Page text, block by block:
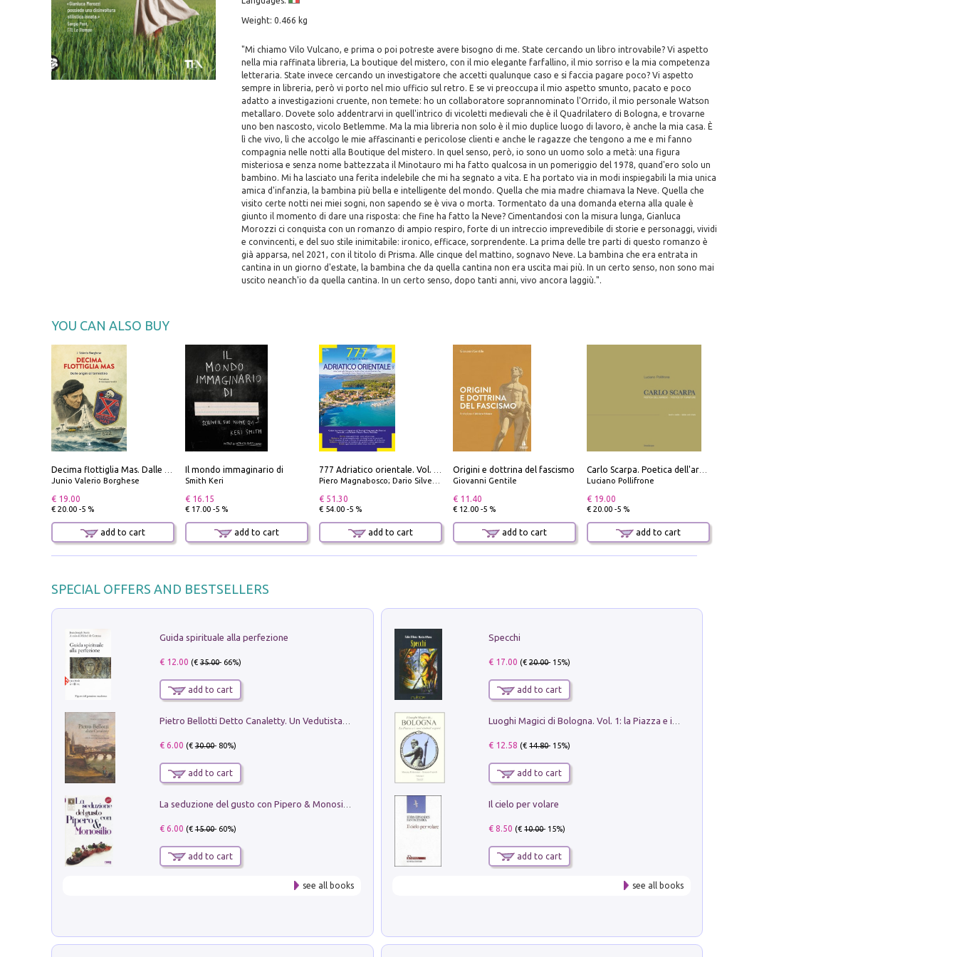
Weight: 0.466 kg
"Mi chiamo Vilo Vulcano, e prima o poi potreste avere bisogno di me. State cercando un libro introvabile? Vi aspetto
nella mia raffinata libreria, La boutique del mistero, con il mio elegante farfallino, il mio sorriso e la mia competenza
letteraria. State invece cercando un investigatore che accetti qualunque caso e si faccia pagare poco? Vi aspetto
sempre in libreria, però vi porto nel mio ufficio sul retro. E se vi preoccupa il mio aspetto smunto, pacato e poco
adatto a investigazioni cruente, non temete: ho un collaboratore soprannominato l'Orrido, il mio personale Watson
metallaro. Dovete solo addentrarvi in quell'intrico di vicoletti medievali che è il Quadrilatero di Bologna, e trovarne
uno ben nascosto, vicolo Betlemme. Ma la mia libreria non solo è il mio duplice luogo di lavoro, è anche la mia casa. È
lì che vivo, lì che accolgo le mie affascinanti e pericolose clienti e anche le ragazze che tengono a me e mi fanno
compagnia nelle notti alla Boutique del mistero. In quel senso, però, io sono un uomo solo a metà: una figura
misteriosa e senza nome battezzata il Minotauro mi ha fatto qualcosa in un pomeriggio del 1978, quand'ero solo un
bambino. Mi ha lasciato una ferita indelebile che mi ha segnato a vita. E ha portato via in modi inspiegabili la mia unica
amica d'infanzia, la bambina più bella e intelligente del mondo. Quella che mia madre chiamava la Neve. Quella che
visito certe notti nei miei sogni, non sapendo se è viva o morta. Tormentato da una domanda eterna alla quale è
giunto il momento di dare una risposta: che fine ha fatto la Neve? Cimentandosi con la misura lunga, Gianluca
Morozzi ci conquista con un romanzo di ampio respiro, forte di un intreccio imprevedibile di storie e personaggi, vividi
e convincenti, e del suo stile inimitabile: ironico, efficace, sorprendente. La prima delle tre parti di questo romanzo è
già apparsa, nel 2021, con il titolo di Prisma. Alle cinque del mattino, sognavo Neve. La bambina che era entrata in
cantina in un giorno d'estate, la bambina che da quella cantina non era uscita mai più. In un certo senso, non sono mai
uscito neanch'io da quella cantina. In un certo senso, dopo tanti anni, vivo ancora laggiù.".
YOU CAN ALSO BUY
Junio Valerio Borghese
€ 19.00
€ 20.00 -5 %
add to cart
Il mondo immaginario di
Smith Keri
€ 16.15
€ 17.00 -5 %
add to cart
Piero Magnabosco; Dario Silvestro; Marco Sbrizzi
€ 51.30
€ 54.00 -5 %
add to cart
Origini e dottrina del fascismo
Giovanni Gentile
€ 11.40
€ 12.00 -5 %
add to cart
Luciano Pollifrone
€ 19.00
€ 20.00 -5 %
add to cart
SPECIAL OFFERS AND BESTSELLERS
Guida spirituale alla perfezione
€ 12.00 (€35.00- 66%)
add to cart
€ 6.00 (€30.00- 80%)
add to cart
€ 6.00 (€15.00- 60%)
add to cart
see all books
Specchi
€ 17.00 (€20.00- 15%)
add to cart
€ 12.58 (€14.80- 15%)
add to cart
Il cielo per volare
€ 8.50 (€10.00- 15%)
add to cart
see all books